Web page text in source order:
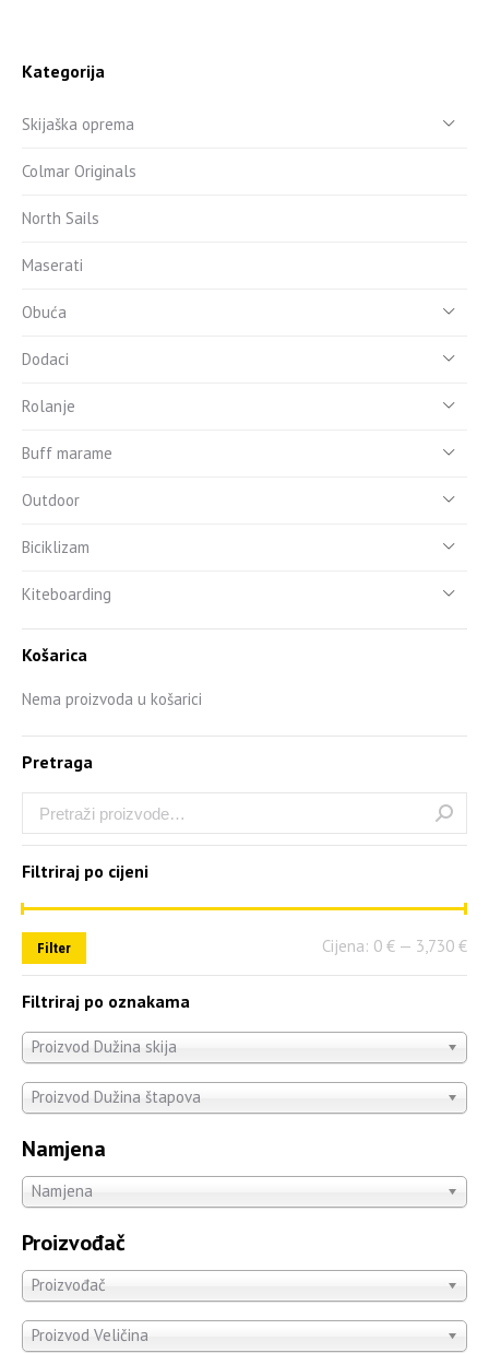
Kategorija
Skijaška oprema
Colmar Originals
North Sails
Maserati
Obuća
Dodaci
Rolanje
Buff marame
Outdoor
Biciklizam
Kiteboarding
Košarica
Nema proizvoda u košarici
Pretraga
Filtriraj po cijeni
Filter Cijena: 0 € — 3,730 €
Filtriraj po oznakama
Proizvod Dužina skija
Proizvod Dužina štapova
Namjena
Namjena
Proizvođač
Proizvođač
Proizvod Veličina